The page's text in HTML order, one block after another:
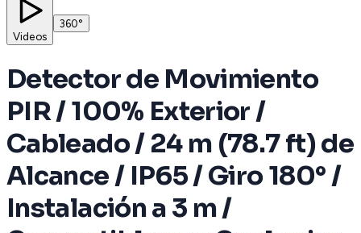
Videos
360°
Detector de Movimiento
PIR / 100% Exterior /
Cableado / 24 m (78.7 ft) de
Alcance / IP65 / Giro 180° /
Instalación a 3 m /